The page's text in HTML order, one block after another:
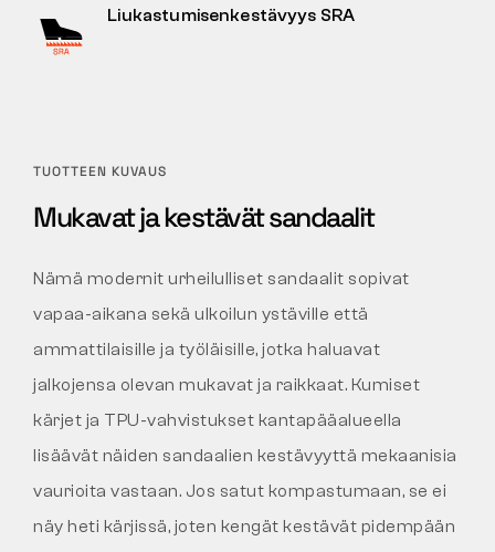
Liukastumisenkestävyys SRA
TUOTTEEN KUVAUS
Mukavat ja kestävät sandaalit
Nämä modernit urheilulliset sandaalit sopivat
vapaa-aikana sekä ulkoilun ystäville että
ammattilaisille ja työläisille, jotka haluavat
jalkojensa olevan mukavat ja raikkaat. Kumiset
kärjet ja TPU-vahvistukset kantapääalueella
lisäävät näiden sandaalien kestävyyttä mekaanisia
vaurioita vastaan. Jos satut kompastumaan, se ei
näy heti kärjissä, joten kengät kestävät pidempään